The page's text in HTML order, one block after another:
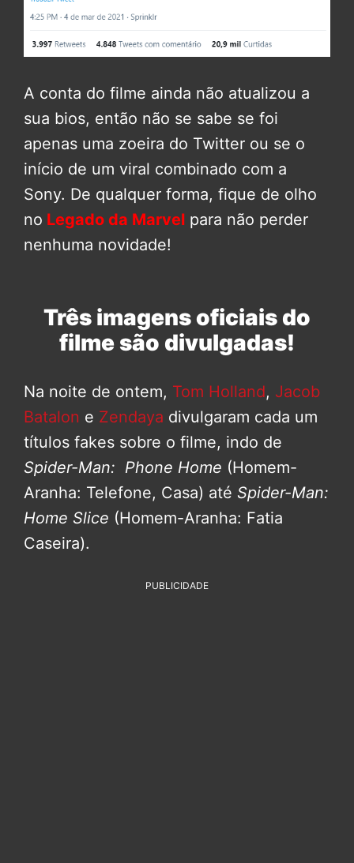
A conta do filme ainda não atualizou a
sua bios, então não se sabe se foi
apenas uma zoeira do Twitter ou se o
início de um viral combinado com a
Sony. De qualquer forma, fique de olho
no Legado da Marvel para não perder
nenhuma novidade!
Três imagens oficiais do
filme são divulgadas!
Na noite de ontem, Tom Holland, Jacob
Batalon e Zendaya divulgaram cada um
títulos fakes sobre o filme, indo de
Spider-Man: Phone Home (Homem-
Aranha: Telefone, Casa) até Spider-Man:
Home Slice (Homem-Aranha: Fatia
Caseira).
PUBLICIDADE